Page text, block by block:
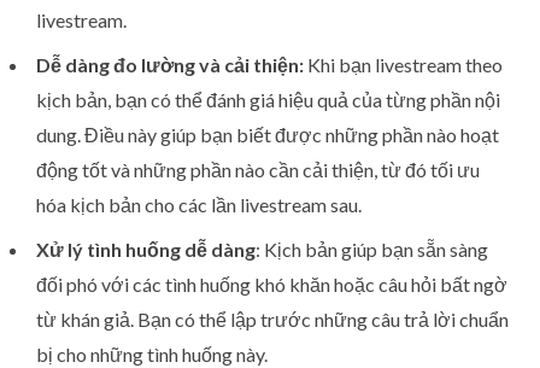
livestream.
Dễ dàng đo lường và cải thiện: Khi bạn livestream theo
kịch bản, bạn có thể đánh giá hiệu quả của từng phần nội
dung. Điều này giúp bạn biết được những phần nào hoạt
động tốt và những phần nào cần cải thiện, từ đó tối ưu
hóa kịch bản cho các lần livestream sau.
Xử lý tình huống dễ dàng: Kịch bản giúp bạn sẵn sàng
đối phó với các tình huống khó khăn hoặc câu hỏi bất ngờ
từ khán giả. Bạn có thể lập trước những câu trả lời chuẩn
bị cho những tình huống này.